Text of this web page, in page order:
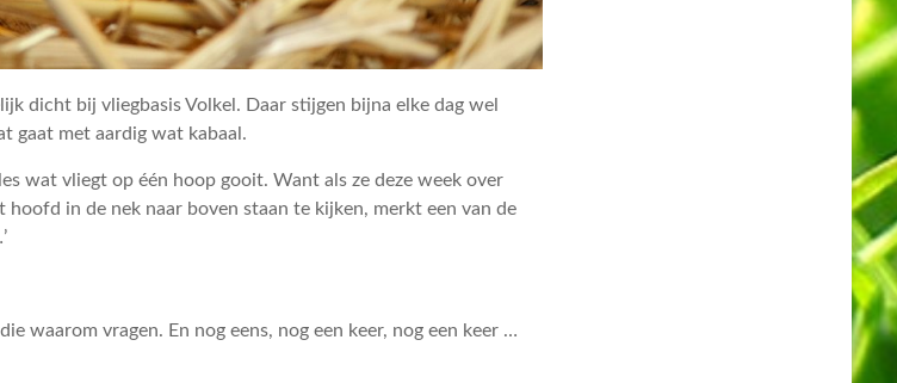
dicht bij vliegbasis Volkel. Daar stijgen bijna elke dag wel
gaat met aardig wat kabaal.
wat vliegt op één hoop gooit. Want als ze deze week over
in de nek naar boven staan te kijken, merkt een van de
waarom vragen. En nog eens, nog een keer, nog een keer …